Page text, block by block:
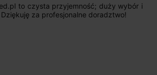
to czysta przyjemność; duży wybór i
za profesjonalne doradztwo!